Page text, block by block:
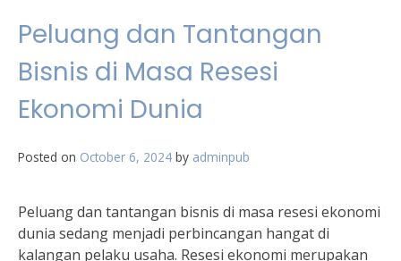
Peluang dan Tantangan
Bisnis di Masa Resesi
Ekonomi Dunia
Posted on October 6, 2024 by adminpub
Peluang dan tantangan bisnis di masa resesi ekonomi
dunia sedang menjadi perbincangan hangat di
kalangan pelaku usaha. Resesi ekonomi merupakan